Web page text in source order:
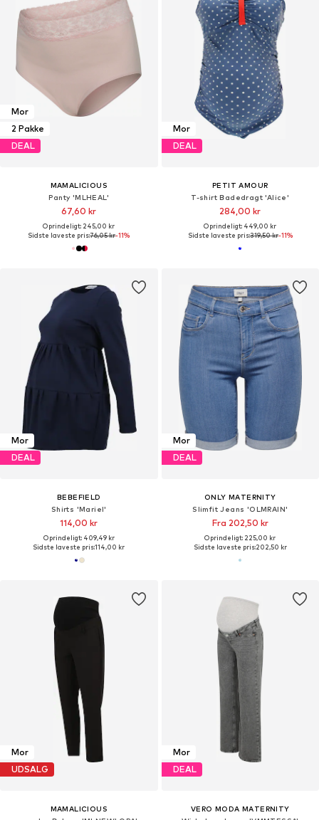
Mor
2 Pakke
DEAL
MAMALICIOUS
Panty 'MLHEAL'
67,60 kr
Oprindeligt: 245,00 kr
Sidste laveste pris:76,05 kr-11%
Mor
DEAL
PETIT AMOUR
T-shirt Badedragt 'Alice'
284,00 kr
Oprindeligt: 449,00 kr
Sidste laveste pris:319,50 kr-11%
Mor
DEAL
BEBEFIELD
Shirts 'Mariel'
114,00 kr
Oprindeligt: 409,49 kr
Sidste laveste pris:114,00 kr
Mor
DEAL
ONLY MATERNITY
Slimfit Jeans 'OLMRAIN'
Fra 202,50 kr
Oprindeligt: 225,00 kr
Sidste laveste pris:202,50 kr
Mor
UDSALG
MAMALICIOUS
Mor
DEAL
VERO MODA MATERNITY